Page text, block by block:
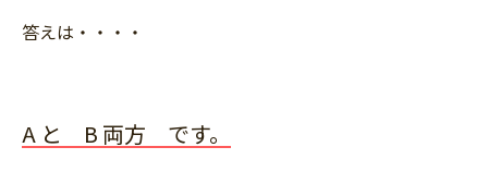
答えは・・・・
A と B 両方 です。